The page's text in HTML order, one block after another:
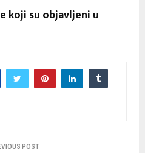
koji su objavljeni u
POST